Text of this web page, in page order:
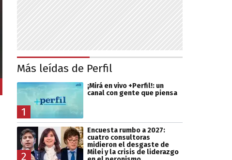
Más leídas de Perfil
1
¡Mirá en vivo +Perfil!: un
canal con gente que piensa
2
Encuesta rumbo a 2027:
cuatro consultoras
midieron el desgaste de
Milei y la crisis de liderazgo